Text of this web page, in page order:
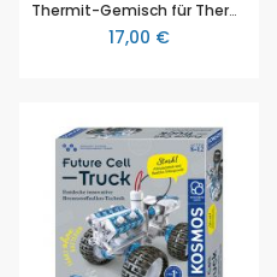
Thermit-Gemisch für Thermitversuche, 500 g
17,00 €